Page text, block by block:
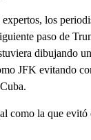
los
paso de
dibujando
JFK evitando
como la que evitó